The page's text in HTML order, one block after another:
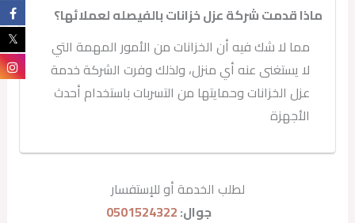
ماذا قدمت شركة عزل خزانات بالفيصله لعملائها؟
مما لا شك فيه أن الخزانات من الأمور المهمة التي
لا يستغنى عنه أي منزل، ولذلك وفرت الشركة خدمة
عزل الخزانات وحمايتها من التسربات باستخدام أحدث
الأجهزة
لطلب الخدمة أو للإستفسار
جوال:0501524322